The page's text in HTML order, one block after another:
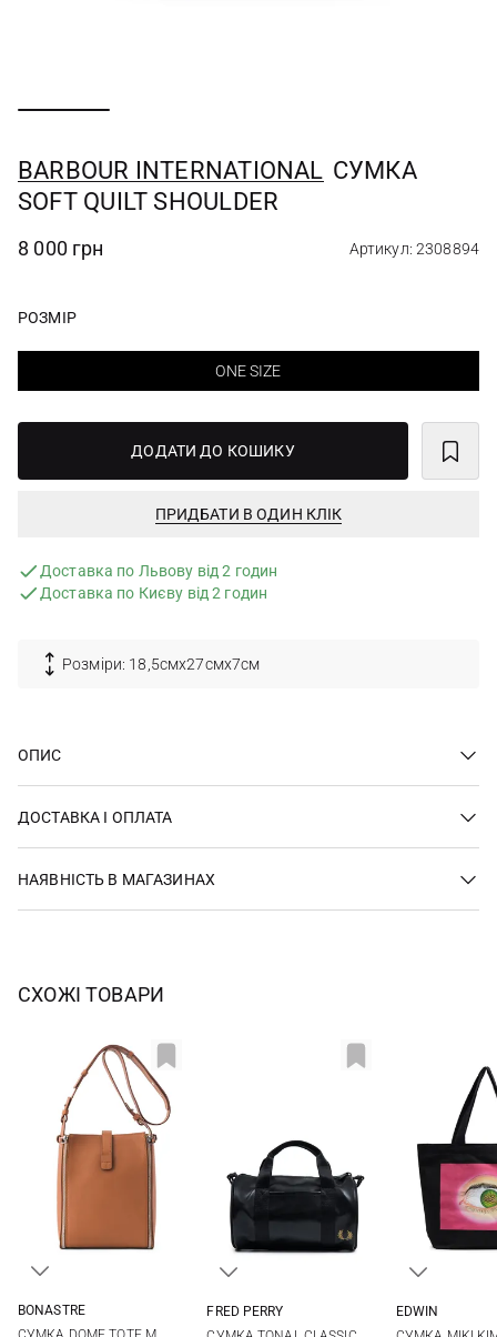
BARBOUR INTERNATIONAL СУМКА
SOFT QUILT SHOULDER
8 000 грн Артикул: 2308894
РОЗМІР
ONE SIZE
ДОДАТИ ДО КОШИКУ
ПРИДБАТИ В ОДИН КЛІК
Доставка по Львову від 2 годин
Доставка по Києву від 2 годин
Розміри: 18,5смх27смх7см
ОПИС
ДОСТАВКА І ОПЛАТА
НАЯВНІСТЬ В МАГАЗИНАХ
СХОЖІ ТОВАРИ
BONASTRE
FRED PERRY
EDWIN